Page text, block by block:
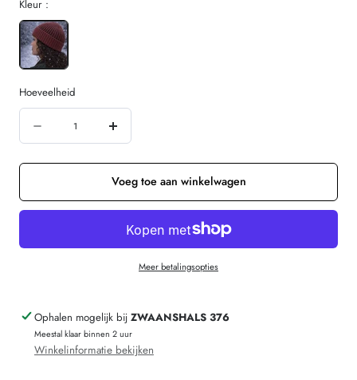
Kleur :
Hoeveelheid
verminderen
DE
100%
MUTS
TWO
Verhoog
de
hoeveelheid
voor
DE
COLORES
100%
alpaca
MUTS
Voeg toe aan winkelwagen
Meer betalingsopties
Ophalen mogelijk bij ZWAANSHALS 376
Meestal klaar binnen 2 uur
Winkelinformatie bekijken